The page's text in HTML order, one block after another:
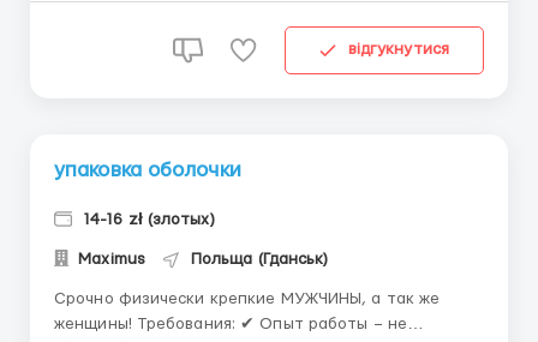
трудовой договор; ✔график пн-пт, 10 часов в день,
відгукнутися
упаковка оболочки
14-16 zł (злотых)
Maximus Польща (Гданськ)
Срочно физически крепкие МУЖЧИНЫ, а так же
женщины! Требования: ✔ Опыт работы – не